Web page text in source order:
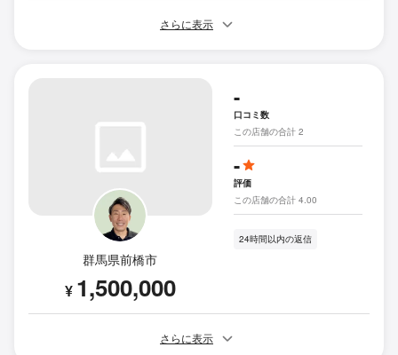
さらに表示
群馬県前橋市
¥ 1,500,000
-
口コミ数
この店舗の合計 2
-
評価
この店舗の合計 4.00
24時間以内の返信
さらに表示